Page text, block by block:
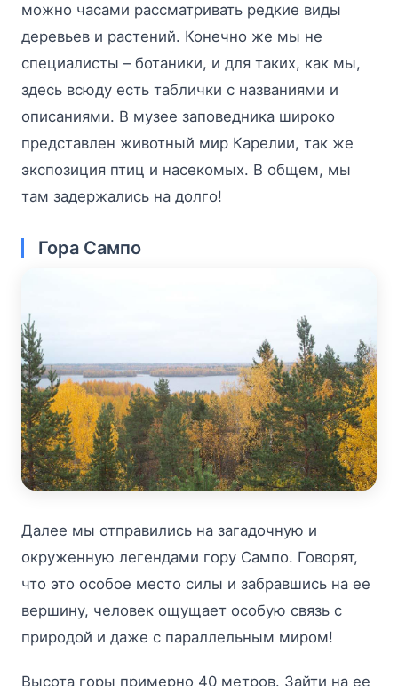
можно часами рассматривать редкие виды
деревьев и растений. Конечно же мы не
специалисты – ботаники, и для таких, как мы,
здесь всюду есть таблички с названиями и
описаниями. В музее заповедника широко
представлен животный мир Карелии, так же
экспозиция птиц и насекомых. В общем, мы
там задержались на долго!
Гора Сампо
Далее мы отправились на загадочную и
окруженную легендами гору Сампо. Говорят,
что это особое место силы и забравшись на ее
вершину, человек ощущает особую связь с
природой и даже с параллельным миром!
Высота горы примерно 40 метров. Зайти на ее